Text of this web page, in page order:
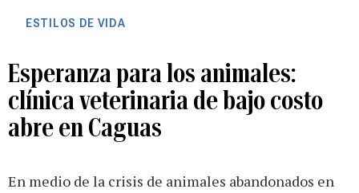
ESTILOS DE VIDA
Esperanza para los animales:
clínica veterinaria de bajo costo
abre en Caguas
En medio de la crisis de animales abandonados en